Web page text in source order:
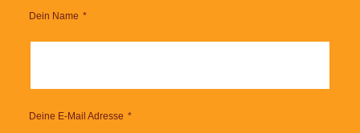
Dein Name
Deine E-Mail Adresse